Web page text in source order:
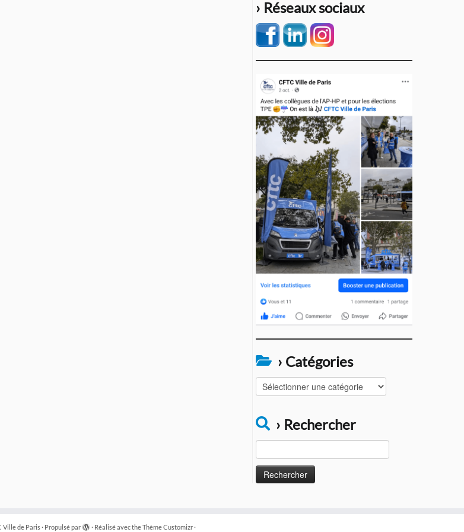
› Réseaux sociaux
› Catégories
Catégories
› Rechercher
Ville de Paris· Propulsé par · Réalisé avec theThème Customizr·